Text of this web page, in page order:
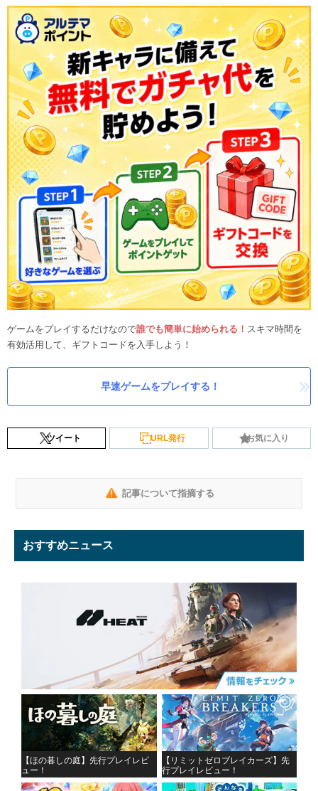
ゲームをプレイするだけなので誰でも簡単に始められる！ スキマ時間を
有効活用して、ギフトコードを入手しよう！
早速ゲームをプレイする！
ツイート URL発行 お気に入り
記事について指摘する
おすすめニュース
【ほの暮しの庭】先行プレイレビ
ュー！
【リミットゼロブレイカーズ】先
行プレイレビュー！